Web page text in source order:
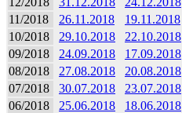
11/2018
26.11.2018 19.11.2018
10/2018
29.10.2018 22.10.2018
09/2018
24.09.2018 17.09.2018
08/2018
27.08.2018 20.08.2018
07/2018
30.07.2018 23.07.2018
06/2018
25.06.2018 18.06.2018